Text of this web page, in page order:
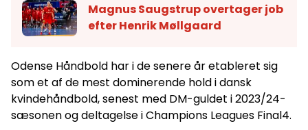
Magnus Saugstrup overtager job
efter Henrik Møllgaard
Odense Håndbold har i de senere år etableret sig
som et af de mest dominerende hold i dansk
kvindehåndbold, senest med DM-guldet i 2023/24-
sæsonen og deltagelse i Champions Leagues Final4.